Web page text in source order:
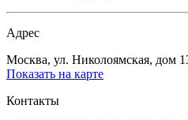
Адрес
Москва, ул. Николоямская, дом
Показать на карте
Контакты